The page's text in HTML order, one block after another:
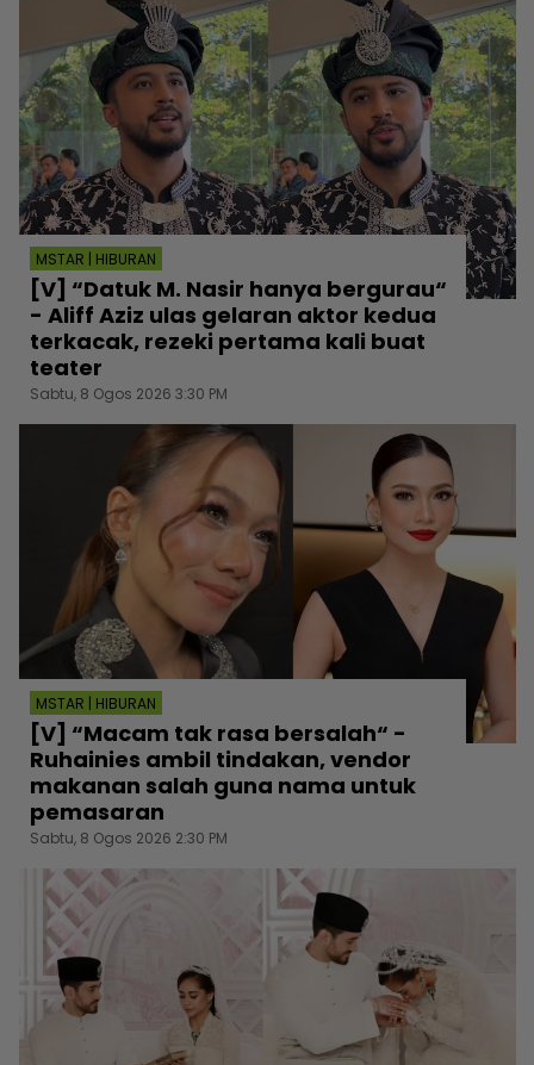
MSTAR | HIBURAN
[V] “Datuk M. Nasir hanya bergurau“
- Aliff Aziz ulas gelaran aktor kedua
terkacak, rezeki pertama kali buat
teater
Sabtu, 8 Ogos 2026 3:30 PM
MSTAR | HIBURAN
[V] “Macam tak rasa bersalah“ -
Ruhainies ambil tindakan, vendor
makanan salah guna nama untuk
pemasaran
Sabtu, 8 Ogos 2026 2:30 PM